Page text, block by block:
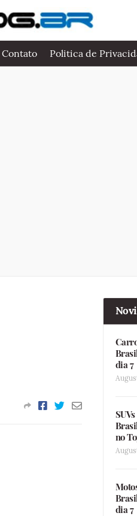
Contato Politica de
dia 7
no
dia 7